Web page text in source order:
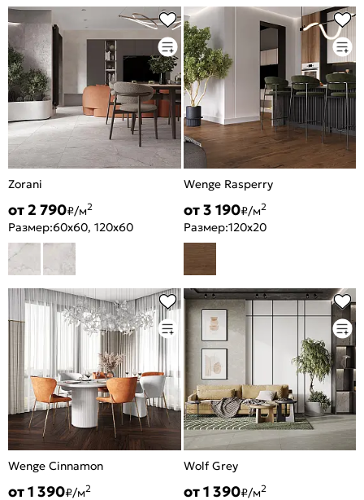
Zorani
от 2 790₽/м2
Размер:60x60, 120x60
Wenge Rasperry
от 3 190₽/м2
Размер:120x20
Wenge Cinnamon
от 1 390₽/м2
Wolf Grey
от 1 390₽/м2